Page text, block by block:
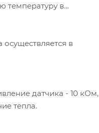
температуру в
в
датчика - 10 кОм,
тепла.